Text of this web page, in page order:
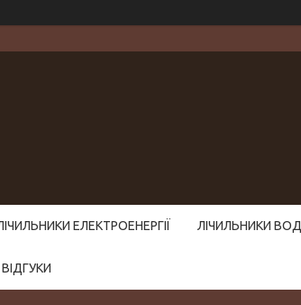
ЕЛЕКТРОЕНЕРГІЇ ЛІЧИЛЬНИКИ
ВІДГУКИ